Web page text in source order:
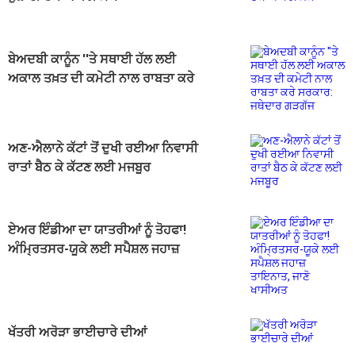
ਬੇਅਦਬੀ ਕਾਨੂੰਨ ''ਤੇ ਸਥਾਈ ਹੱਲ ਲਈ
ਅਕਾਲ ਤਖ਼ਤ ਦੀ ਕਮੇਟੀ ਨਾਲ ਰਾਬਤਾ ਕਰੇ
ਅਣ-ਐਲਾਨੇ ਕੱਟਾਂ ਤੋਂ ਦੁਖੀ ਰਈਆ ਨਿਵਾਸੀ
ਰਾਤਾਂ ਬੈਠ ਕੇ ਕੱਟਣ ਲਈ ਮਜਬੂਰ
ਏਅਰ ਇੰਡੀਆ ਦਾ ਯਾਤਰੀਆਂ ਨੂੰ ਤੋਹਫਾ!
ਅੰਮ੍ਰਿਤਸਰ-ਯੂਕੇ ਲਈ ਸਪੈਸ਼ਲ ਜਹਾਜ਼
ਖੱਤਰੀ ਅਰੋੜਾ ਭਾਈਚਾਰੇ ਦੀਆਂ